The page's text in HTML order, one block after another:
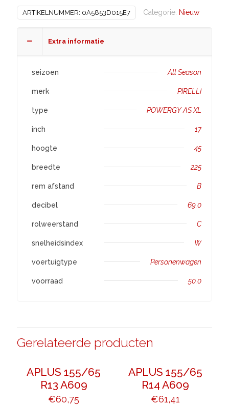
POWERGY
ARTIKELNUMMER: 0A5853D015E7 Categorie: Nieuw
Extra informatie
seizoen All Season
merk PIRELLI
type POWERGY AS XL
inch 17
hoogte 45
breedte 225
rem afstand B
decibel 69.0
rolweerstand C
snelheidsindex W
voertuigtype Personenwagen
voorraad 50.0
Gerelateerde producten
APLUS 155/65
R13 A609
€60,75
APLUS 155/65
R14 A609
€61,41